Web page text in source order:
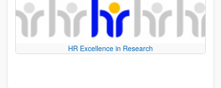
HR Excellence in Research